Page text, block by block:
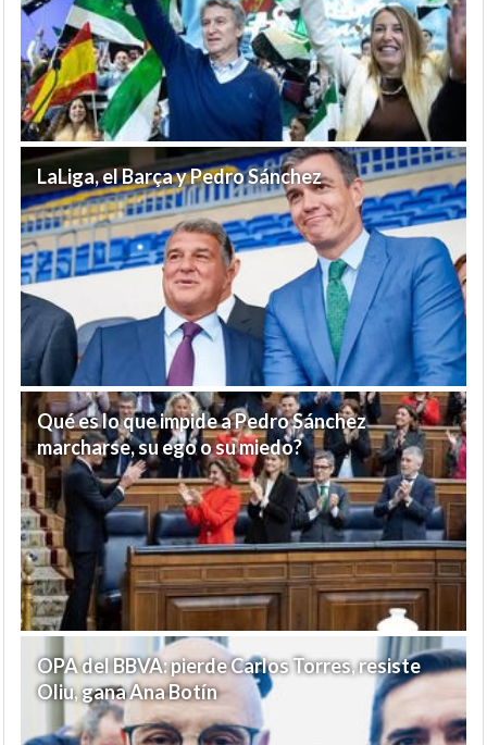
LaLiga, el Barça y Pedro Sánchez
Qué es lo que impide a Pedro Sánchez
marcharse, su ego o su miedo?
OPA del BBVA: pierde Carlos Torres, resiste
Oliu, gana Ana Botín